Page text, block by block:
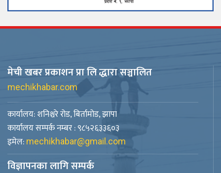
मेची खबर प्रकाशन प्रा लि द्धारा सञ्चालित
mechikhabar.com
कार्यालय: शनिश्चरे रोड, बिर्तामोड, झापा
कार्यालय सम्पर्क नम्बर : ९८५२६३३६०३
इमेल: mechikhabar@gmail.com
विज्ञापनका लागि सम्पर्क